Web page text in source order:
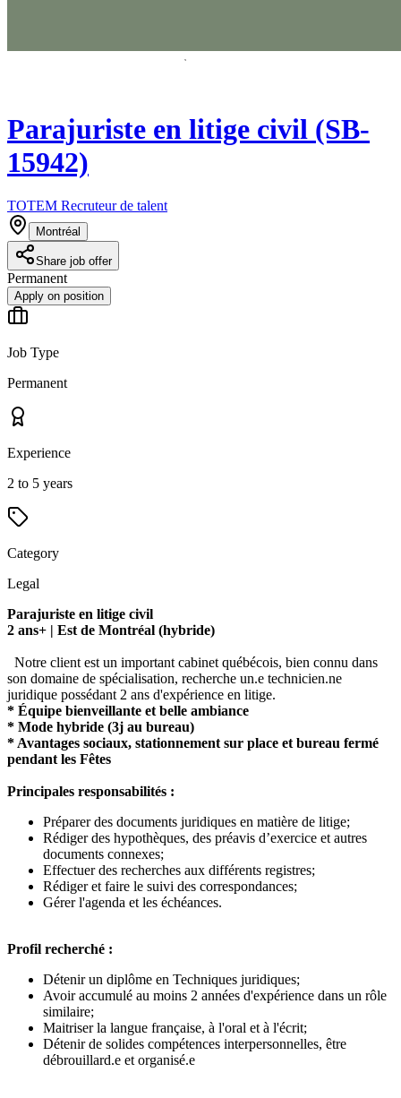
Parajuriste en litige civil (SB-
15942)
TOTEM Recruteur de talent
Montréal
Share job offer
Permanent
Apply on position
Job Type
Permanent
Experience
2 to 5 years
Category
Legal
Parajuriste en litige civil
2 ans+ | Est de Montréal (hybride)
Notre client est un important cabinet québécois, bien connu dans
son domaine de spécialisation, recherche un.e technicien.ne
juridique possédant 2 ans d'expérience en litige.
* Équipe bienveillante et belle ambiance
* Mode hybride (3j au bureau)
* Avantages sociaux, stationnement sur place et bureau fermé
pendant les Fêtes
Principales responsabilités :
Préparer des documents juridiques en matière de litige;
Rédiger des hypothèques, des préavis d’exercice et autres
documents connexes;
Effectuer des recherches aux différents registres;
Rédiger et faire le suivi des correspondances;
Gérer l'agenda et les échéances.
Profil recherché :
Détenir un diplôme en Techniques juridiques;
Avoir accumulé au moins 2 années d'expérience dans un rôle
similaire;
Maitriser la langue française, à l'oral et à l'écrit;
Détenir de solides compétences interpersonnelles, être
débrouillard.e et organisé.e